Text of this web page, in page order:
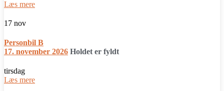
Læs mere
17 nov
Personbil B
17. november 2026 Holdet er fyldt
tirsdag
Læs mere